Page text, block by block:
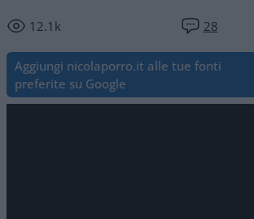
12.1k 28
Aggiungi nicolaporro.it alle tue fonti
preferite su Google